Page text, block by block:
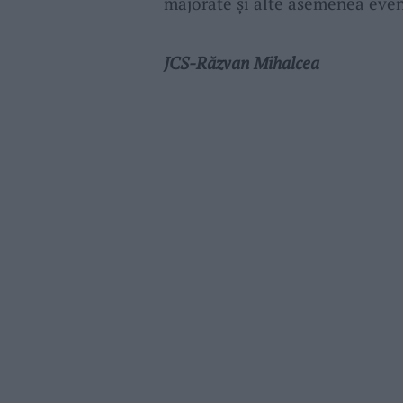
JCS-Răzvan Mihalcea